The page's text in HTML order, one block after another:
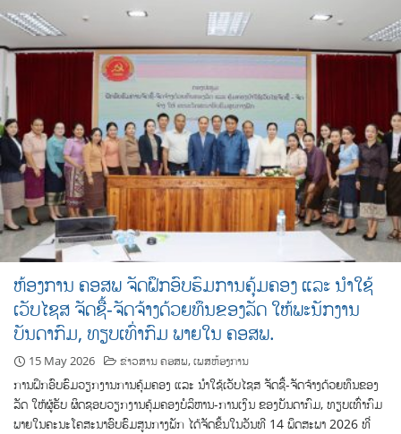
ຫ້ອງການ ຄອສພ ຈັດຝຶກອົບຮົມການຄຸ້ມຄອງ ແລະ ນໍາໃຊ້
ເວັບໄຊສ ຈັດຊື້-ຈັດຈ້າງດ້ວຍທຶນຂອງລັດ ໃຫ້ພະນັກງານ
ບັນດາກົມ, ທຽບເທົ່າກົມ ພາຍໃນ ຄອສພ.
15 May 2026 ຂ່າວສານ ຄອສພ,ເພສຫ້ອງການ
ການຝຶກອົບຮົມວຽກງານການຄຸ້ມຄອງ ແລະ ນໍາໃຊ້ເວັບໄຊສ ຈັດຊື້-ຈັດຈ້າງດ້ວຍທຶນຂອງ
ລັດ ໃຫ້ຜູ້ຮັບ ຜິດຊອບວຽກງານຄຸ້ມຄອງບໍລິຫານ-ການເງິນ ຂອງບັນດາກົມ, ທຽບເທົ່າກົມ
ພາຍໃນຄະນະໂຄສະນາອົບຮົມສູນກາງພັກ ໄດ້ຈັດຂຶ້ນໃນວັນທີ 14 ພຶດສະພາ 2026 ທີ່